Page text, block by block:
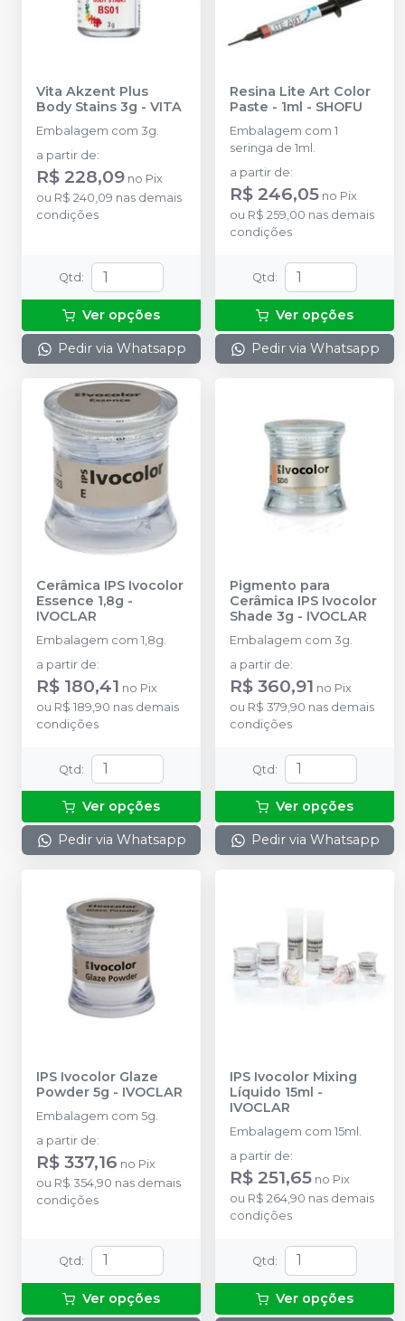
Vita Akzent Plus
Body Stains 3g - VITA
Embalagem com 3g.
a partir de:
R$ 228,09 no Pix
ou R$ 240,09 nas demais
condições
Qtd :
Ver opções
Pedir via Whatsapp
Resina Lite Art Color
Paste - 1ml - SHOFU
Embalagem com 1
seringa de 1ml.
a partir de:
R$ 246,05 no Pix
ou R$ 259,00 nas demais
condições
Qtd :
Ver opções
Pedir via Whatsapp
Cerâmica IPS Ivocolor
Essence 1,8g -
IVOCLAR
Embalagem com 1,8g.
a partir de:
R$ 180,41 no Pix
ou R$ 189,90 nas demais
condições
Qtd:
Ver opções
Pedir via Whatsapp
Pigmento para
Cerâmica IPS Ivocolor
Shade 3g - IVOCLAR
Embalagem com 3g.
a partir de:
R$ 360,91 no Pix
ou R$ 379,90 nas demais
condições
Qtd:
Ver opções
Pedir via Whatsapp
IPS Ivocolor Glaze
Powder 5g - IVOCLAR
Embalagem com 5g.
a partir de:
R$ 337,16 no Pix
ou R$ 354,90 nas demais
condições
Qtd :
Ver opções
IPS Ivocolor Mixing
Líquido 15ml -
IVOCLAR
Embalagem com 15ml.
a partir de:
R$ 251,65 no Pix
ou R$ 264,90 nas demais
condições
Qtd :
Ver opções